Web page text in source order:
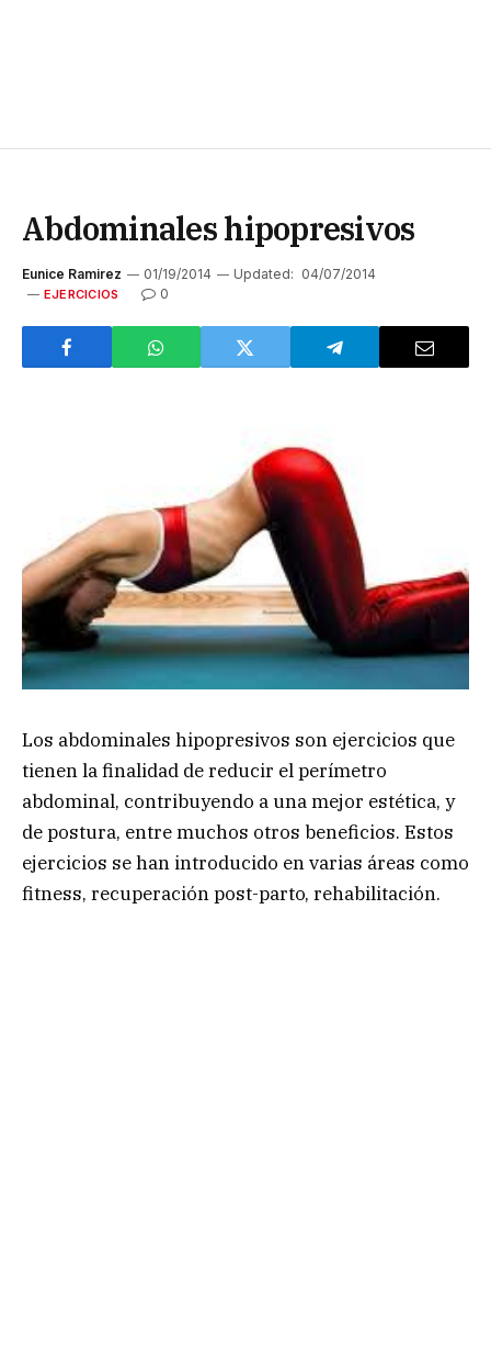
Abdominales hipopresivos
Eunice Ramirez 01/19/2014 Updated: 04/07/2014
EJERCICIOS 0
Los abdominales hipopresivos son ejercicios que
tienen la finalidad de reducir el perímetro
abdominal, contribuyendo a una mejor estética, y
de postura, entre muchos otros beneficios. Estos
ejercicios se han introducido en varias áreas como
fitness, recuperación post-parto, rehabilitación.